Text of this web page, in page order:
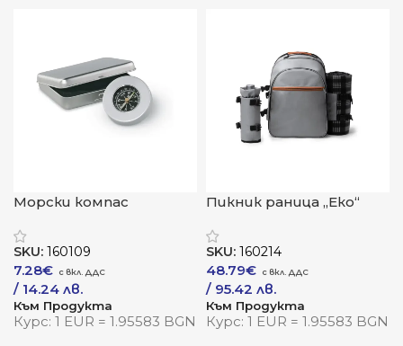
Морски компас
SKU: 160109
7.28€
/ 14.24 лв.
Към Продукта
Курс: 1 EUR = 1.95583 BGN
Пикник раница „Еко“
SKU: 160214
48.79€
/ 95.42 лв.
Към Продукта
Курс: 1 EUR = 1.95583 BGN